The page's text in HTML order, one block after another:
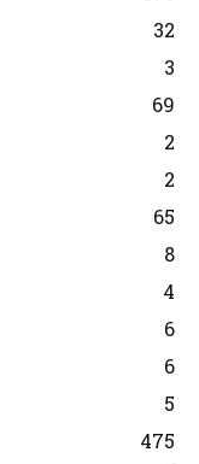
32
3
69
2
2
65
8
4
6
6
5
475